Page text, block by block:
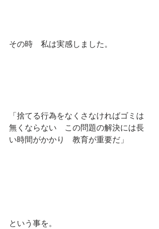
その時　私は実感しました。
「捨てる行為をなくさなければゴミは
無くならない　この問題の解決には長
い時間がかかり　教育が重要だ」
という事を。